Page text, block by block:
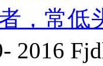
，常低
2016